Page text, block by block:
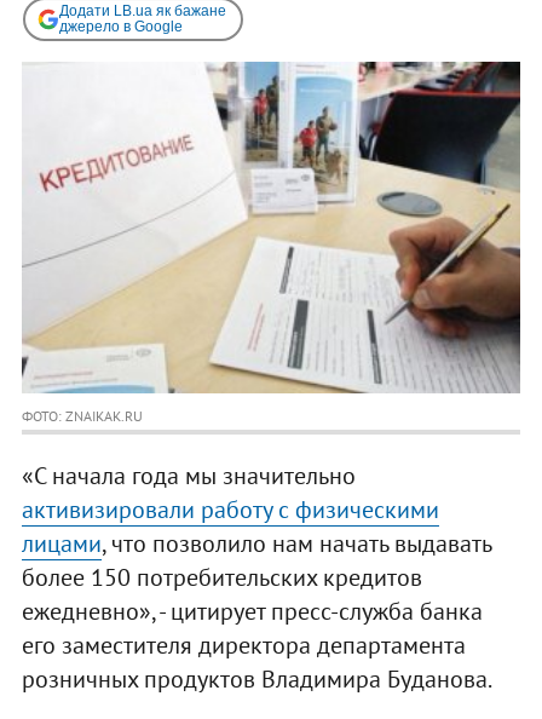
Додати LB.ua як бажане
джерело в Google
ФОТО: ZNAIKAK.RU
«С начала года мы значительно
активизировали работу с физическими
лицами, что позволило нам начать выдавать
более 150 потребительских кредитов
ежедневно», - цитирует пресс-служба банка
его заместителя директора департамента
розничных продуктов Владимира Буданова.